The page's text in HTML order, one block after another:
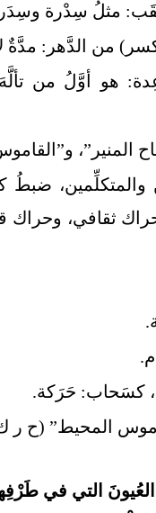
حِقَب: مثلُ سِدْرة
من الدَّهر: مدَّةٌ
هو أوَّلُ من تألَّهَ
المنير”،
والمتكلِّمين،
ثقافي، وحراك
كسَحاب: حَرَكة.
المحيط” (ح ر
العُيونَ التي في